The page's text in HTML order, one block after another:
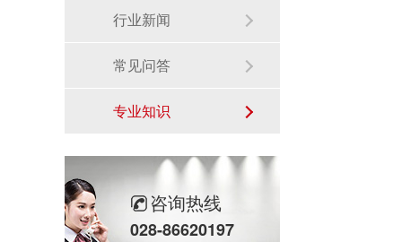
行业新闻
常见问答
专业知识
咨询热线
028-86620197